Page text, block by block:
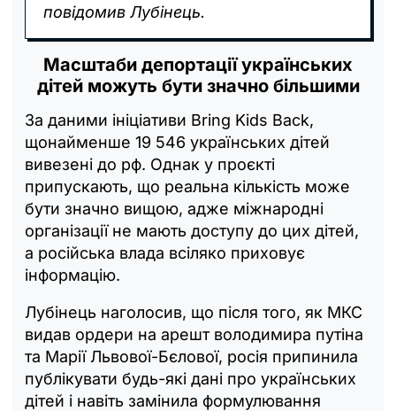
повідомив Лубінець.
Масштаби депортації українських
дітей можуть бути значно більшими
За даними ініціативи Bring Kids Back,
щонайменше 19 546 українських дітей
вивезені до рф. Однак у проєкті
припускають, що реальна кількість може
бути значно вищою, адже міжнародні
організації не мають доступу до цих дітей,
а російська влада всіляко приховує
інформацію.
Лубінець наголосив, що після того, як МКС
видав ордери на арешт володимира путіна
та Марії Львової-Бєлової, росія припинила
публікувати будь-які дані про українських
дітей і навіть замінила формулювання